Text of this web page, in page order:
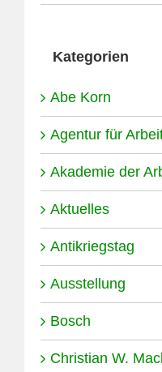
Kategorien
Abe Korn
Agentur für
Akademie der
Aktuelles
Antikriegstag
Ausstellung
Bosch
Christian W.